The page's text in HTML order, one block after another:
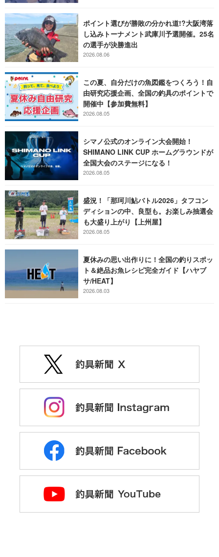
ポイント選びが勝敗の分かれ道!?大阪湾落
し込みトーナメント武庫川予選開催。25名
の選手が決勝進出
2026.08.06
この夏、自分だけの魚図鑑をつくろう！自
由研究応援企画、全国の釣具のポイントで
開催中【参加費無料】
2026.08.05
シマノ公式のオンライン大会開始！
SHIMANO LINK CUP ホームグラウンドが
全国大会のステージになる！
2026.08.05
盛況！「那珂川鮎バトル2026」タフコン
ディションの中、良型も。お楽しみ抽選会
も大盛り上がり【上州屋】
2026.08.05
夏休みの思い出作りに！全国の釣りスポッ
ト＆絶品お魚レシピ完全ガイド【ハヤブ
サ/HEAT】
2026.08.03